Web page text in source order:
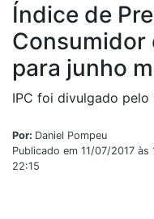
Índice de
Consumidor
para junho
IPC foi divulgado
Por: Daniel Pompeu
Publicado em 11/07/2017
22:15